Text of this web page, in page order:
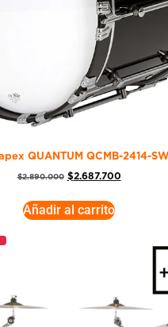
QUANTUM QCMB-2414-
$2.890.000 $2.687.700
Añadir al carrito